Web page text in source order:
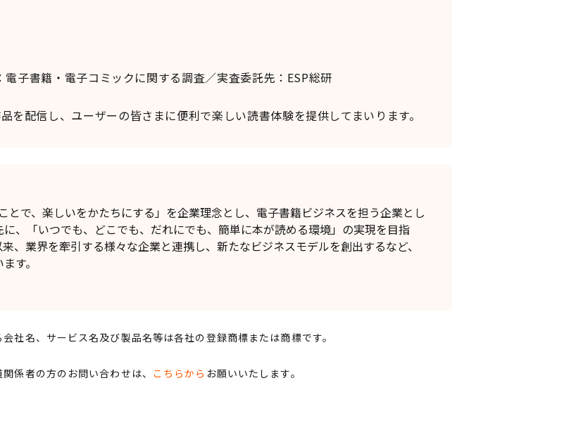
子書籍・電子コミックに関する調査／実査委託先：ESP総研
配信し、ユーザーの皆さまに便利で楽しい読書体験を提供してまいります。
で、楽しいをかたちにする」を企業理念とし、電子書籍ビジネスを担う企業とし
、「いつでも、どこでも、だれにでも、簡単に本が読める環境」の実現を目指
、業界を牽引する様々な企業と連携し、新たなビジネスモデルを創出するなど、
す。
社名、サービス名及び製品名等は各社の登録商標または商標です。
係者の方のお問い合わせは、 こちらから お願いいたします。